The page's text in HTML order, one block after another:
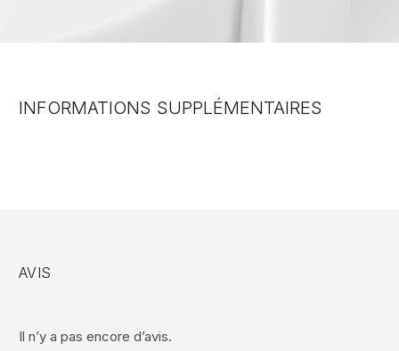
INFORMATIONS SUPPLÉMENTAIRES
AVIS
Il n’y a pas encore d’avis.